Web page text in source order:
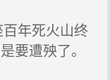
年死火山终
要遭殃了。